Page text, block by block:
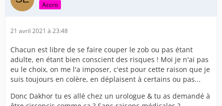
Accro
21 avril 2021 à 23:48
Chacun est libre de se faire couper le zob ou pas étant
adulte, en étant bien conscient des risques ! Moi je n'ai pas
eu le choix, on me l'a imposer, c'est pour cette raison que je
suis toujours en colère, en déplaisent à certains ou pas...
Donc Dakhor tu es allé chez un urologue & tu as demandé à